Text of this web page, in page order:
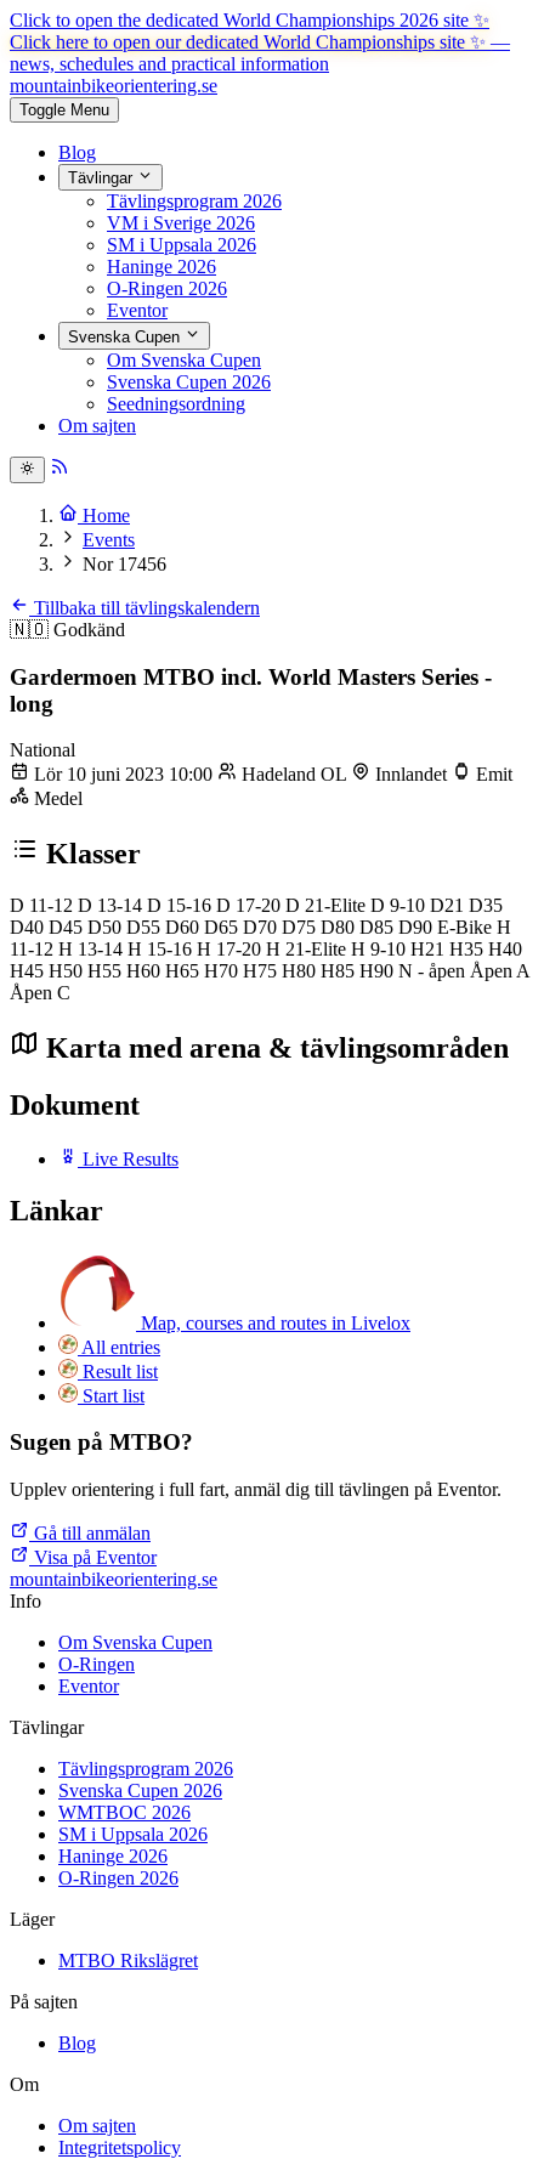
Click to open the dedicated World Championships 2026 site ✨
Click here to open our dedicated World Championships site ✨ —
news, schedules and practical information
mountainbikeorientering.se
Toggle Menu
Blog
Tävlingar
Tävlingsprogram 2026
VM i Sverige 2026
SM i Uppsala 2026
Haninge 2026
O-Ringen 2026
Eventor
Svenska Cupen
Om Svenska Cupen
Svenska Cupen 2026
Seedningsordning
Om sajten
Home
Events
Nor 17456
Tillbaka till tävlingskalendern
🇳🇴 Godkänd
Gardermoen MTBO incl. World Masters Series -
long
National
Lör 10 juni 2023 10:00
Hadeland OL Innlandet
Emit
Medel
Klasser
D 11-12 D 13-14 D 15-16 D 17-20 D 21-Elite D 9-10 D21 D35
D40 D45 D50 D55 D60 D65 D70 D75 D80 D85 D90 E-Bike H
11-12 H 13-14 H 15-16 H 17-20 H 21-Elite H 9-10 H21 H35 H40
H45 H50 H55 H60 H65 H70 H75 H80 H85 H90 N - åpen Åpen A
Åpen C
Karta med arena & tävlingsområden
Dokument
Live Results
Länkar
Map, courses and routes in Livelox
All entries
Result list
Start list
Sugen på MTBO?
Upplev orientering i full fart, anmäl dig till tävlingen på Eventor.
Gå till anmälan
Visa på Eventor
mountainbikeorientering.se
Info
Om Svenska Cupen
O-Ringen
Eventor
Tävlingar
Tävlingsprogram 2026
Svenska Cupen 2026
WMTBOC 2026
SM i Uppsala 2026
Haninge 2026
O-Ringen 2026
Läger
MTBO Rikslägret
På sajten
Blog
Om
Om sajten
Integritetspolicy